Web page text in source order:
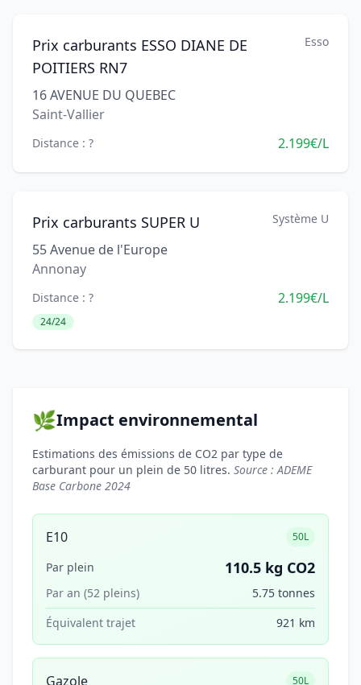
Prix carburants ESSO DIANE DE
POITIERS RN7
Esso
16 AVENUE DU QUEBEC
Saint-Vallier
Distance : ? 2.199€/L
Prix carburants SUPER U Système U
55 Avenue de l'Europe
Annonay
Distance : ? 2.199€/L
24/24
🌿Impact environnemental
Estimations des émissions de CO2 par type de
carburant pour un plein de 50 litres. Source : ADEME
Base Carbone 2024
E10 50L
Par plein 110.5 kg CO2
Par an (52 pleins)
5.75 tonnes
Équivalent trajet
921 km
Gazole 50L